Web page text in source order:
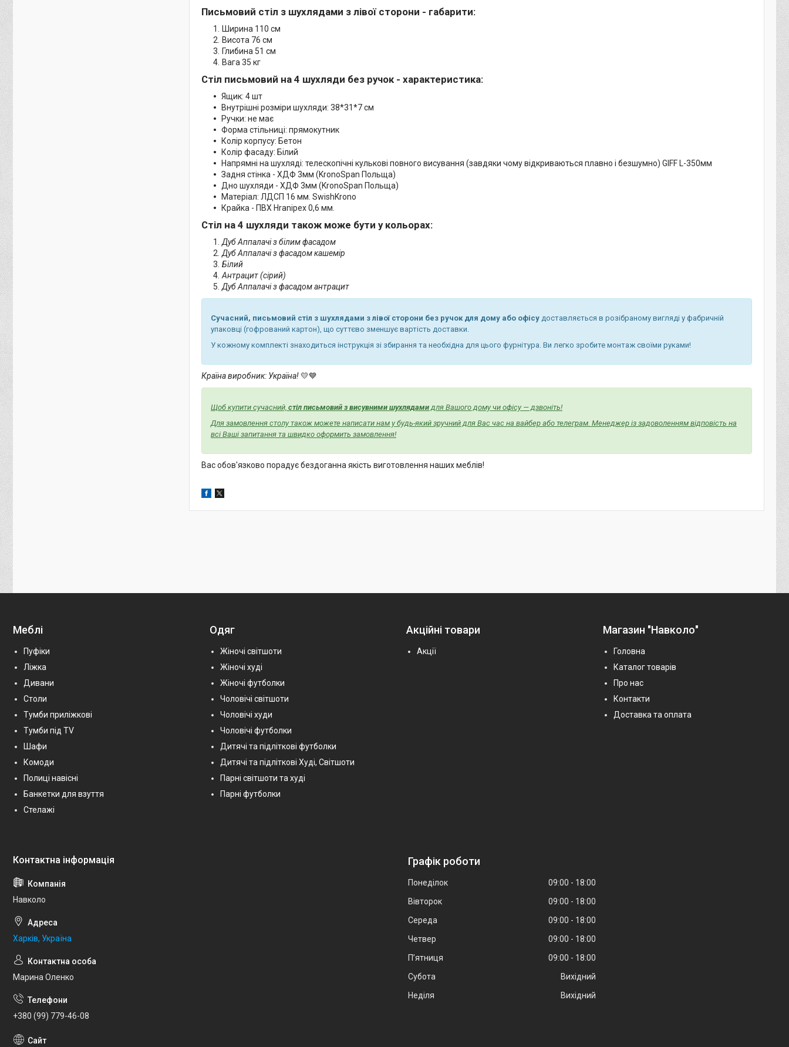
Письмовий стіл з шухлядами з лівої сторони - габарити:
Ширина 110 см
Висота 76 см
Глибина 51 см
Вага 35 кг
Стіл письмовий на 4 шухляди без ручок - характеристика:
Ящик: 4 шт
Внутрішні розміри шухляди: 38*31*7 см
Ручки: не має
Форма стільниці: прямокутник
Колір корпусу: Бетон
Колір фасаду: Білий
Напрямні на шухляді: телескопічні кулькові повного висування (завдяки чому відкриваються плавно і безшумно) GIFF L-350мм
Задня стінка - ХДФ 3мм (KronoSpan Польща)
Дно шухляди - ХДФ 3мм (KronoSpan Польща)
Матеріал: ЛДСП 16 мм. SwishKrono
Крайка - ПВХ Hranipex 0,6 мм.
Стіл на 4 шухляди також може бути у кольорах:
Дуб Аппалачі з білим фасадом
Дуб Аппалачі з фасадом кашемір
Білий
Антрацит (сірий)
Дуб Аппалачі з фасадом антрацит
Сучасний, письмовий стіл з шухлядами з лівої сторони без ручок для дому або офісу доставляється в розібраному вигляді у фабричній
упаковці (гофрований картон), що суттєво зменшує вартість доставки.
У кожному комплекті знаходиться інструкція зі збирання та необхідна для цього фурнітура. Ви легко зробите монтаж своїми руками!
Країна виробник: Україна!💛💙
Щоб купити сучасний, стіл письмовий з висувними шухлядами для Вашого дому чи офісу — дзвоніть!
Для замовлення столу також можете написати нам у будь-який зручний для Вас час на вайбер або телеграм. Менеджер із задоволенням відповість на
всі Ваші запитання та швидко оформить замовлення!
Вас обов'язково порадує бездоганна якість виготовлення наших меблів!
Меблі
Пуфіки
Ліжка
Дивани
Столи
Тумби приліжкові
Тумби під TV
Шафи
Комоди
Полиці навісні
Банкетки для взуття
Стелажі
Одяг
Жіночі світшоти
Жіночі худі
Жіночі футболки
Чоловічі світшоти
Чоловічі худи
Чоловічі футболки
Дитячі та підліткові футболки
Дитячі та підліткові Худі, Світшоти
Парні світшоти та худі
Парні футболки
Акційні товари
Акції
Магазин "Навколо"
Головна
Каталог товарів
Про нас
Контакти
Доставка та оплата
Навколо
Харків, Україна
Марина Оленко
+380 (99) 779-46-08
Графік роботи
Понеділок 09:00
18:00
Вівторок
09:00
18:00
Середа
09:00
18:00
Четвер
09:00
18:00
Пʼятниця
09:00
18:00
Субота
Вихідний
Неділя
Вихідний